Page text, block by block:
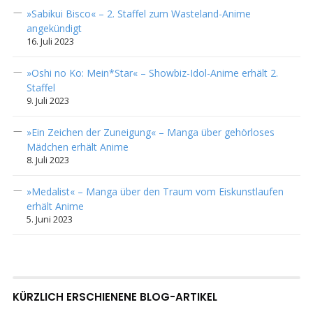
»Sabikui Bisco« – 2. Staffel zum Wasteland-Anime
angekündigt
16. Juli 2023
»Oshi no Ko: Mein*Star« – Showbiz-Idol-Anime erhält 2.
Staffel
9. Juli 2023
»Ein Zeichen der Zuneigung« – Manga über gehörloses
Mädchen erhält Anime
8. Juli 2023
»Medalist« – Manga über den Traum vom Eiskunstlaufen
erhält Anime
5. Juni 2023
KÜRZLICH ERSCHIENENE BLOG-ARTIKEL